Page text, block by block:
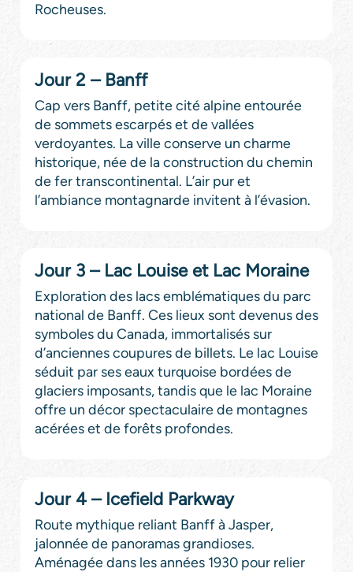
Rocheuses.
Jour 2 – Banff
Cap vers Banff, petite cité alpine entourée
de sommets escarpés et de vallées
verdoyantes. La ville conserve un charme
historique, née de la construction du chemin
de fer transcontinental. L’air pur et
l’ambiance montagnarde invitent à l’évasion.
Jour 3 – Lac Louise et Lac Moraine
Exploration des lacs emblématiques du parc
national de Banff. Ces lieux sont devenus des
symboles du Canada, immortalisés sur
d’anciennes coupures de billets. Le lac Louise
séduit par ses eaux turquoise bordées de
glaciers imposants, tandis que le lac Moraine
offre un décor spectaculaire de montagnes
acérées et de forêts profondes.
Jour 4 – Icefield Parkway
Route mythique reliant Banff à Jasper,
jalonnée de panoramas grandioses.
Aménagée dans les années 1930 pour relier